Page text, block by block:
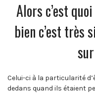
Alors c’est
bien c’est très
Celui-ci à la particularité
dedans quand ils étaient